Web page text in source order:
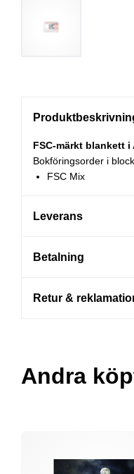
FSC-märkt blankett i
Bokföringsorder i
FSC Mix
Leverans
Betalning
Retur &
Andra